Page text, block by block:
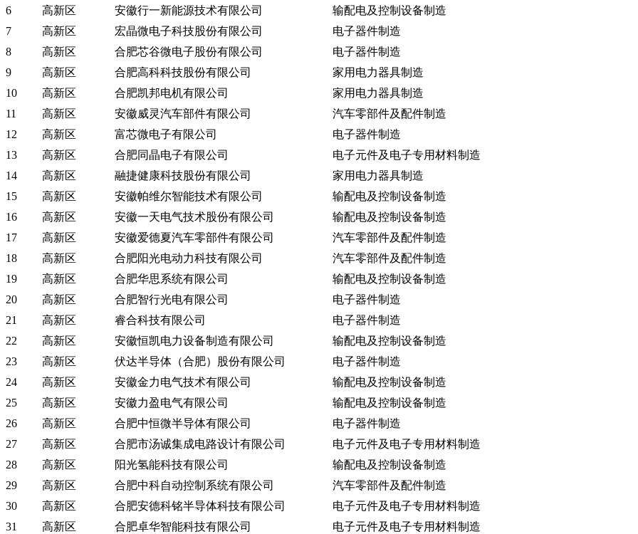
6
高新区 安徽行一新能源技术有限公司
输配电及控制设备制造
7
高新区 宏晶微电子科技股份有限公司
电子器件制造
8
高新区 合肥芯谷微电子股份有限公司
电子器件制造
9
高新区 合肥高科科技股份有限公司
家用电力器具制造
10
高新区 合肥凯邦电机有限公司
家用电力器具制造
11
高新区 安徽威灵汽车部件有限公司
汽车零部件及配件制造
12
高新区 富芯微电子有限公司
电子器件制造
13
高新区 合肥同晶电子有限公司
电子元件及电子专用材料制造
14
高新区 融捷健康科技股份有限公司
家用电力器具制造
15
高新区 安徽帕维尔智能技术有限公司
输配电及控制设备制造
16
高新区 安徽一天电气技术股份有限公司
输配电及控制设备制造
17
高新区 安徽爱德夏汽车零部件有限公司
汽车零部件及配件制造
18
高新区 合肥阳光电动力科技有限公司
汽车零部件及配件制造
19
高新区 合肥华思系统有限公司
输配电及控制设备制造
20
高新区 合肥智行光电有限公司
电子器件制造
21
高新区 睿合科技有限公司
电子器件制造
22
高新区 安徽恒凯电力设备制造有限公司
输配电及控制设备制造
23
高新区 伏达半导体（合肥）股份有限公司
电子器件制造
24
高新区 安徽金力电气技术有限公司
输配电及控制设备制造
25
高新区 安徽力盈电气有限公司
输配电及控制设备制造
26
高新区 合肥中恒微半导体有限公司
电子器件制造
27
高新区 合肥市汤诚集成电路设计有限公司
电子元件及电子专用材料制造
28
高新区 阳光氢能科技有限公司
输配电及控制设备制造
29
高新区 合肥中科自动控制系统有限公司
汽车零部件及配件制造
30
高新区 合肥安德科铭半导体科技有限公司
电子元件及电子专用材料制造
31
高新区 合肥卓华智能科技有限公司 电子元件及电子专用材料制造